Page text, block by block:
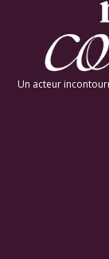
Un acteur